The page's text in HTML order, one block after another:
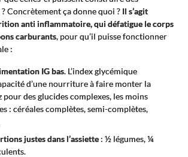
Concrètement ça donne quoi ? Il s’agit
anti inflammatoire, qui défatigue le corps
carburants, pour qu’il puisse fonctionner
:
IG bas. L’index glycémique
d’une nourriture à faire monter la
pour des glucides complexes, les moins
: céréales complètes, semi-complètes,
justes dans l’assiette: ½ légumes, ¼